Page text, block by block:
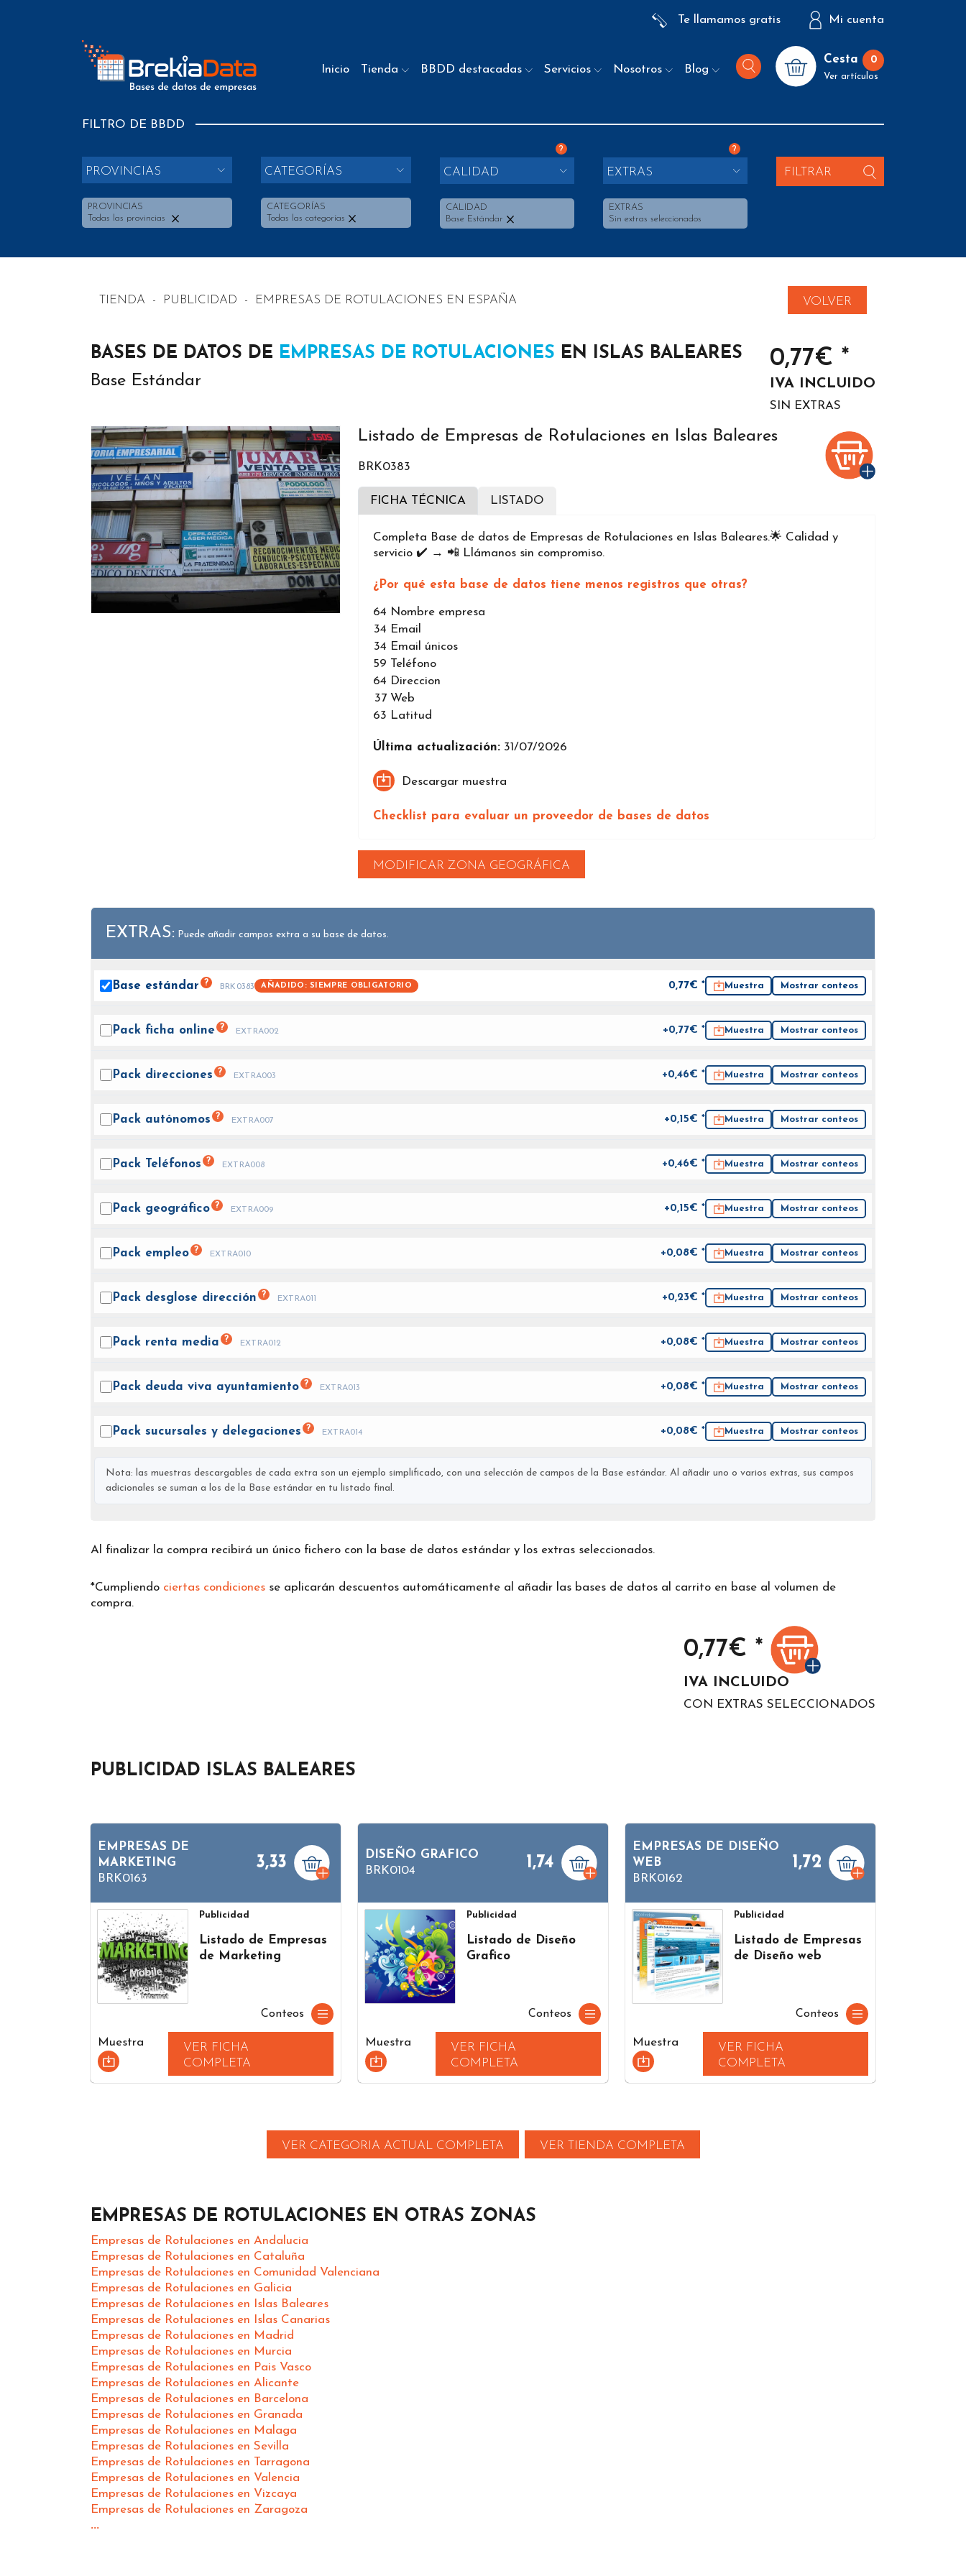
Te llamamos gratis Mi cuenta
Inicio Tienda BBDD destacadas Servicios Nosotros Blog
Cesta 0
Ver artículos
FILTRO DE BBDD
PROVINCIAS
PROVINCIAS
Todas las provincias
CATEGORÍAS
CATEGORÍAS
Todas las categorías
?
CALIDAD
CALIDAD
Base Estándar
?
EXTRAS
EXTRAS
Sin extras seleccionados
FILTRAR
TIENDA - PUBLICIDAD - EMPRESAS DE ROTULACIONES EN ESPAÑA VOLVER
BASES DE DATOS DE EMPRESAS DE ROTULACIONES EN ISLAS BALEARES
Base Estándar
0,77€ *
IVA INCLUIDO
SIN EXTRAS
Listado de Empresas de Rotulaciones en Islas Baleares
BRK0383
FICHA TÉCNICA LISTADO
Completa Base de datos de Empresas de Rotulaciones en Islas Baleares.🌟 Calidad y
servicio ✔️ → 📲 Llámanos sin compromiso.
¿Por qué esta base de datos tiene menos registros que otras?
64 Nombre empresa
34 Email
34 Email únicos
59 Teléfono
64 Direccion
37 Web
63 Latitud
Última actualización: 31/07/2026
Descargar muestra
Checklist para evaluar un proveedor de bases de datos
MODIFICAR ZONA GEOGRÁFICA
EXTRAS: Puede añadir campos extra a su base de datos.
Base estándar ? BRK0383 AÑADIDO: SIEMPRE OBLIGATORIO 0,77€ * Muestra Mostrar conteos
Pack ficha online ? EXTRA002 +0,77€ * Muestra Mostrar conteos
Pack direcciones ? EXTRA003 +0,46€ * Muestra Mostrar conteos
Pack autónomos ? EXTRA007 +0,15€ * Muestra Mostrar conteos
Pack Teléfonos ? EXTRA008 +0,46€ * Muestra Mostrar conteos
Pack geográfico ? EXTRA009 +0,15€ * Muestra Mostrar conteos
Pack empleo ? EXTRA010 +0,08€ * Muestra Mostrar conteos
Pack desglose dirección ? EXTRA011 +0,23€ * Muestra Mostrar conteos
Pack renta media ? EXTRA012 +0,08€ * Muestra Mostrar conteos
Pack deuda viva ayuntamiento ? EXTRA013 +0,08€ * Muestra Mostrar conteos
Pack sucursales y delegaciones ? EXTRA014 +0,08€ * Muestra Mostrar conteos
Nota: las muestras descargables de cada extra son un ejemplo simplificado, con una selección de campos de la Base estándar. Al añadir uno o varios extras, sus campos
adicionales se suman a los de la Base estándar en tu listado final.
Al finalizar la compra recibirá un único fichero con la base de datos estándar y los extras seleccionados.
*Cumpliendo ciertas condiciones se aplicarán descuentos automáticamente al añadir las bases de datos al carrito en base al volumen de
compra.
0,77€ *
IVA INCLUIDO
CON EXTRAS SELECCIONADOS
PUBLICIDAD ISLAS BALEARES
EMPRESAS DE
MARKETING
BRK0163
3,33
Publicidad
Listado de Empresas
de Marketing
Conteos
Muestra
VER FICHA
COMPLETA
DISEÑO GRAFICO
BRK0104
1,74
Publicidad
Listado de Diseño
Grafico
Conteos
Muestra
VER FICHA
COMPLETA
EMPRESAS DE DISEÑO
WEB
BRK0162
1,72
Publicidad
Listado de Empresas
de Diseño web
Conteos
Muestra
VER FICHA
COMPLETA
VER CATEGORIA ACTUAL COMPLETA VER TIENDA COMPLETA
EMPRESAS DE ROTULACIONES EN OTRAS ZONAS
Empresas de Rotulaciones en Andalucia
Empresas de Rotulaciones en Cataluña
Empresas de Rotulaciones en Comunidad Valenciana
Empresas de Rotulaciones en Galicia
Empresas de Rotulaciones en Islas Baleares
Empresas de Rotulaciones en Islas Canarias
Empresas de Rotulaciones en Madrid
Empresas de Rotulaciones en Murcia
Empresas de Rotulaciones en Pais Vasco
Empresas de Rotulaciones en Alicante
Empresas de Rotulaciones en Barcelona
Empresas de Rotulaciones en Granada
Empresas de Rotulaciones en Malaga
Empresas de Rotulaciones en Sevilla
Empresas de Rotulaciones en Tarragona
Empresas de Rotulaciones en Valencia
Empresas de Rotulaciones en Vizcaya
Empresas de Rotulaciones en Zaragoza
...